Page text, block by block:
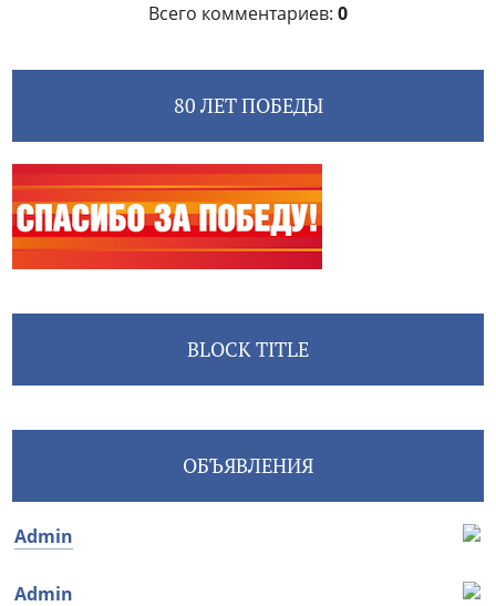
Всего комментариев: 0
80 ЛЕТ ПОБЕДЫ
BLOCK TITLE
ОБЪЯВЛЕНИЯ